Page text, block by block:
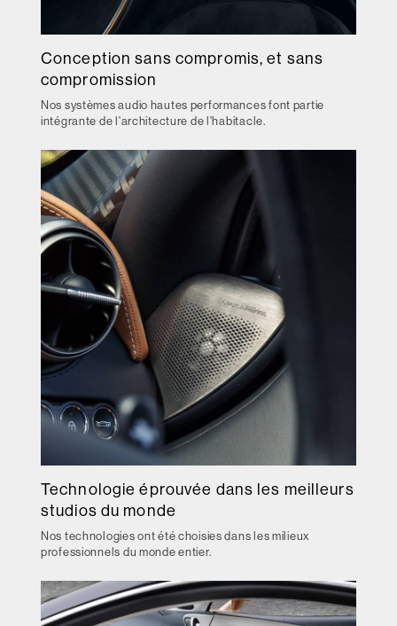
Conception sans compromis, et sans
compromission
Nos systèmes audio hautes performances font partie
intégrante de l'architecture de l'habitacle.
Technologie éprouvée dans les meilleurs
studios du monde
Nos technologies ont été choisies dans les milieux
professionnels du monde entier.